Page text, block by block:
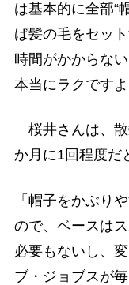
は基本的に全部“
ば髪の毛をセッ
時間がかからな
本当にラクですよ
桜井さんは、散
か月に1回程度だ
「帽子をかぶり
ので、ベースは
必要もないし、
ブ・ジョブスが